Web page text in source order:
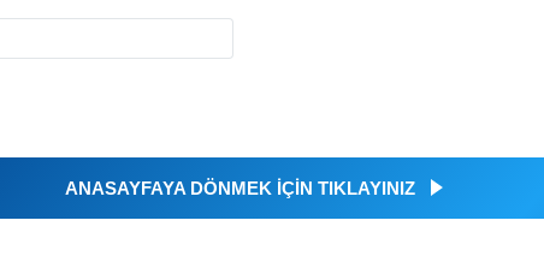
ANASAYFAYA DÖNMEK İÇİN TIKLAYINIZ